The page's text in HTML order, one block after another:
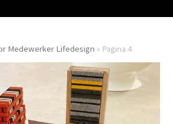
Medewerker Lifedesign » Pagina 4